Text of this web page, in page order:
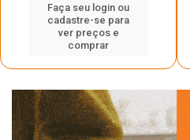
Faça seu login ou
cadastre-se para
ver preços e
comprar